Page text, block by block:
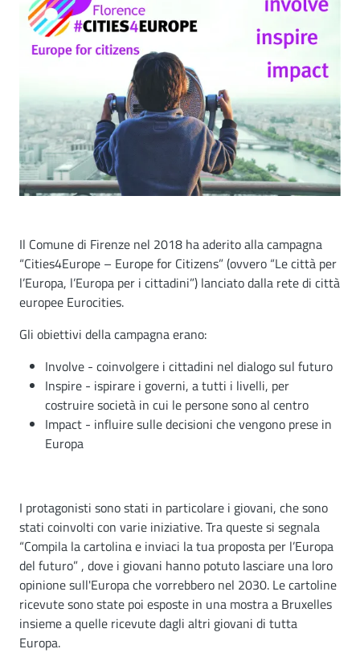
Il Comune di Firenze nel 2018 ha aderito alla campagna
“Cities4Europe – Europe for Citizens” (ovvero “Le città per
l’Europa, l’Europa per i cittadini”) lanciato dalla rete di città
europee Eurocities.
Gli obiettivi della campagna erano:
Involve - coinvolgere i cittadini nel dialogo sul futuro
Inspire - ispirare i governi, a tutti i livelli, per
costruire società in cui le persone sono al centro
Impact - influire sulle decisioni che vengono prese in
Europa
I protagonisti sono stati in particolare i giovani, che sono
stati coinvolti con varie iniziative. Tra queste si segnala
“Compila la cartolina e inviaci la tua proposta per l’Europa
del futuro” , dove i giovani hanno potuto lasciare una loro
opinione sull'Europa che vorrebbero nel 2030. Le cartoline
ricevute sono state poi esposte in una mostra a Bruxelles
insieme a quelle ricevute dagli altri giovani di tutta
Europa.